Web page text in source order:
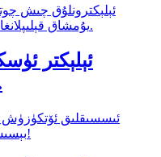
ئېلېكتر